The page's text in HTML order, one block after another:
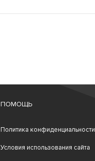
ПОМОЩЬ
Политика конфиденциальности
Условия использования сайта